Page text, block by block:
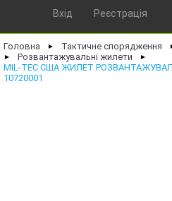
Вхід Реєстрація
Головна ► Тактичне спорядження
► Розвантажувальні жилети ►
MIL-TEC США ЖИЛЕТ
10720001